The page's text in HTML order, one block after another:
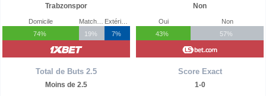
Trabzonspor
Domicile
74%
19%
7%
Total de Buts 2.5
Moins de 2.5
Non
Oui
43%
Non
57%
Score Exact
1-0